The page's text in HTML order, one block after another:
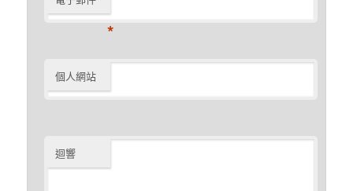
*
個人網站
迴響